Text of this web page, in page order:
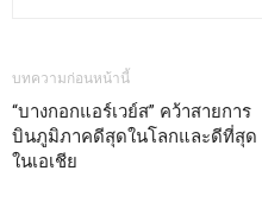
บทความก่อนหน้านี้
“บางกอกแอร์เวย์ส” คว้าสายการ
บินภูมิภาคดีสุดในโลกและดีที่สุด
ในเอเชีย